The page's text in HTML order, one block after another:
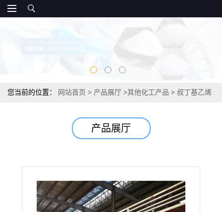
您当前的位置： 网站首页 > 产品展厅 >其他化工产品 > 叔丁基乙烯
产品展厅